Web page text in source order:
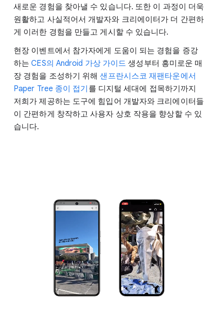
새로운 경험을 찾아낼 수 있습니다. 또한 이 과정이 더욱
원활하고 사실적어서 개발자와 크리에이터가 더 간편하
게 이러한 경험을 만들고 게시할 수 있습니다.
현장 이벤트에서 참가자에게 도움이 되는 경험을 증강
하는CES의 Android 가상 가이드 생성부터 흥미로운 매
장 경험을 조성하기 위해샌프란시스코 재팬타운에서
Paper Tree 종이 접기 를 디지털 세대에 접목하기까지
저희가 제공하는 도구에 힘입어 개발자와 크리에이터들
이 간편하게 창작하고 사용자 상호 작용을 향상할 수 있
습니다.